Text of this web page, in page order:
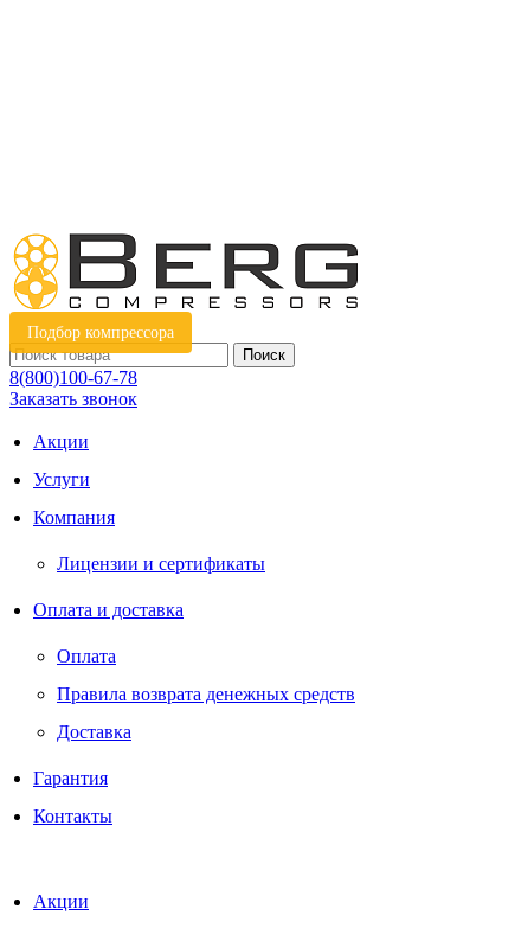
Подбор компрессора
Поиск
8(800)100-67-78
Заказать звонок
Акции
Услуги
Компания
Лицензии и сертификаты
Оплата и доставка
Оплата
Правила возврата денежных средств
Доставка
Гарантия
Контакты
Акции